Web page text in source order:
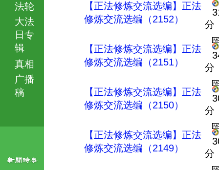
法轮
大法
日专
辑
真相
广播
稿
【正法修炼交流选编】正法
修炼交流选编（2152）
分
【正法修炼交流选编】正法
修炼交流选编（2151）
分
【正法修炼交流选编】正法
修炼交流选编（2150）
分
【正法修炼交流选编】正法
修炼交流选编（2149）
分